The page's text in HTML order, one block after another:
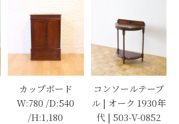
カップボード
W:780 /D:540
/H:1,180
コンソールテーブ
ル | オーク 1930年
代 | 503-V-0852